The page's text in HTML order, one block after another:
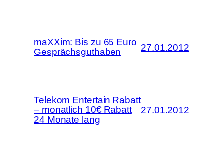
maXXim: Bis zu 65 Euro
Gesprächsguthaben
27.01.2012
Telekom Entertain Rabatt
– monatlich 10€ Rabatt
24 Monate lang
27.01.2012